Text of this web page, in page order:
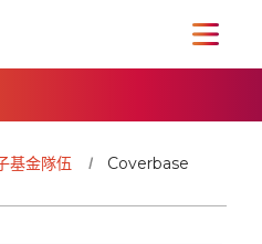
基金隊伍 Coverbase